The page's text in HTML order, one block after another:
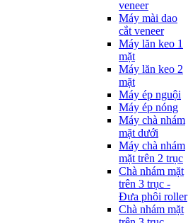
veneer
Máy mài dao
cắt veneer
Máy lăn keo 1
mặt
Máy lăn keo 2
mặt
Máy ép nguội
Máy ép nóng
Máy chà nhám
mặt dưới
Máy chà nhám
mặt trên 2 trục
Chà nhám mặt
trên 3 trục -
Đưa phôi roller
Chà nhám mặt